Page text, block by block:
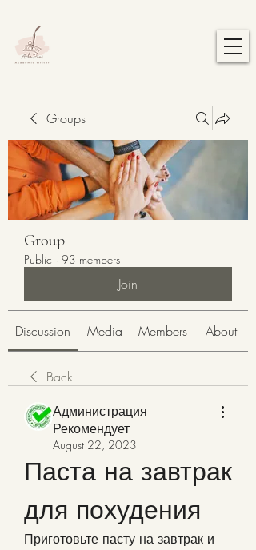
Groups
Group
Public · 93 members
Join
Discussion Media Members About
Back
Администрация
Рекомендует
August 22, 2023
Паста на завтрак
для похудения
Приготовьте пасту на завтрак и